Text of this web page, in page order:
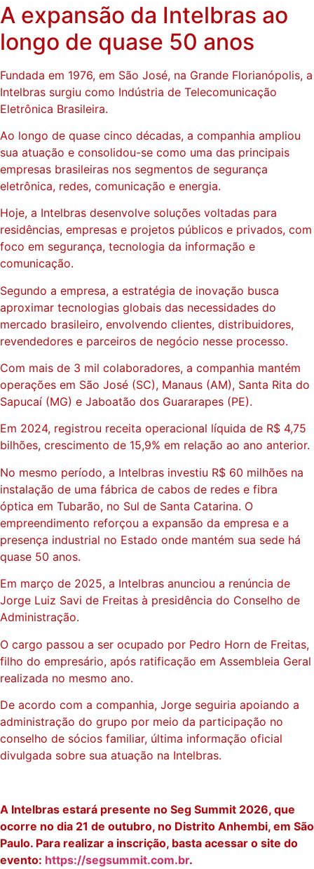
A expansão da Intelbras ao
longo de quase 50 anos
Fundada em 1976, em São José, na Grande Florianópolis, a
Intelbras surgiu como Indústria de Telecomunicação
Eletrônica Brasileira.
Ao longo de quase cinco décadas, a companhia ampliou
sua atuação e consolidou-se como uma das principais
empresas brasileiras nos segmentos de segurança
eletrônica, redes, comunicação e energia.
Hoje, a Intelbras desenvolve soluções voltadas para
residências, empresas e projetos públicos e privados, com
foco em segurança, tecnologia da informação e
comunicação.
Segundo a empresa, a estratégia de inovação busca
aproximar tecnologias globais das necessidades do
mercado brasileiro, envolvendo clientes, distribuidores,
revendedores e parceiros de negócio nesse processo.
Com mais de 3 mil colaboradores, a companhia mantém
operações em São José (SC), Manaus (AM), Santa Rita do
Sapucaí (MG) e Jaboatão dos Guararapes (PE).
Em 2024, registrou receita operacional líquida de R$ 4,75
bilhões, crescimento de 15,9% em relação ao ano anterior.
No mesmo período, a Intelbras investiu R$ 60 milhões na
instalação de uma fábrica de cabos de redes e fibra
óptica em Tubarão, no Sul de Santa Catarina. O
empreendimento reforçou a expansão da empresa e a
presença industrial no Estado onde mantém sua sede há
quase 50 anos.
Em março de 2025, a Intelbras anunciou a renúncia de
Jorge Luiz Savi de Freitas à presidência do Conselho de
Administração.
O cargo passou a ser ocupado por Pedro Horn de Freitas,
filho do empresário, após ratificação em Assembleia Geral
realizada no mesmo ano.
De acordo com a companhia, Jorge seguiria apoiando a
administração do grupo por meio da participação no
conselho de sócios familiar, última informação oficial
divulgada sobre sua atuação na Intelbras.
A Intelbras estará presente no Seg Summit 2026, que
ocorre no dia 21 de outubro, no Distrito Anhembi, em São
Paulo. Para realizar a inscrição, basta acessar o site do
evento: https://segsummit.com.br.